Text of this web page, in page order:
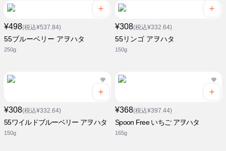
¥498(税込¥537.84)
55ブルーベリー アヲハタ
250g
¥308(税込¥332.64)
55リンゴ アヲハタ
150g
¥308(税込¥332.64)
55ワイルドブルーベリー アヲハタ
150g
¥368(税込¥397.44)
Spoon Free いちご アヲハタ
165g